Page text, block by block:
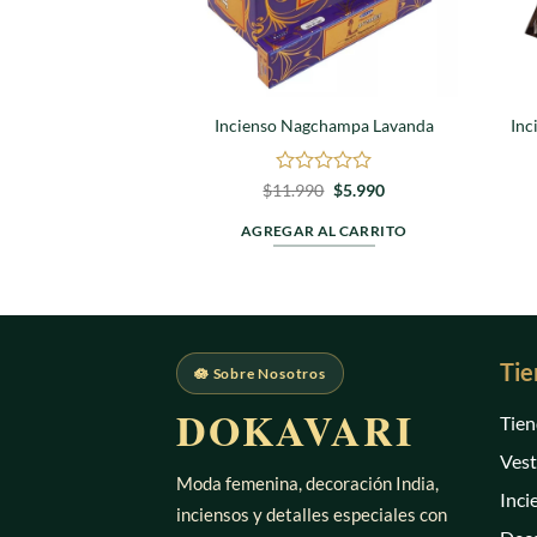
Incienso Nagchampa Lavanda
Valorado
0
de
$11.990 El
original
era:
$5.990El
actual
es:
AGREGAR AL CARRITO
🪷 Sobre Nosotros
DOKAVARI
Moda femenina, decoración India,
inciensos y detalles especiales con